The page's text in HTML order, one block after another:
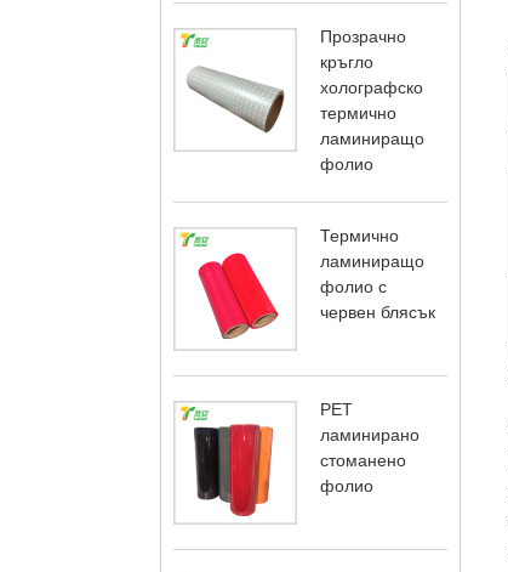
Прозрачно
кръгло
холографско
термично
ламиниращо
фолио
Термично
ламиниращо
фолио с
червен блясък
PET
ламинирано
стоманено
фолио